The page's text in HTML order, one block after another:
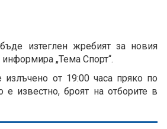
изтеглен жребият за новия
„Тема Спорт“.
от 19:00 часа пряко по
е известно, броят на отборите в